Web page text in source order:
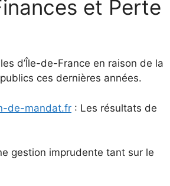
et Perte
d’Île-de-France en raison de la
ces dernières années.
de-mandat.fr : Les résultats de
gestion imprudente tant sur le